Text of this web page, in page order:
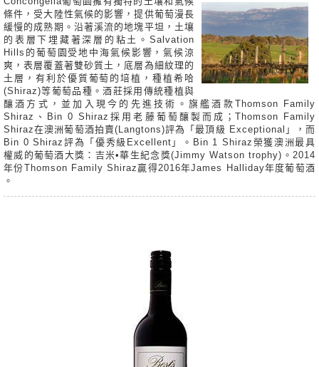
條件，受大陸性氣候的影響，提供葡萄漫長
緩慢的成熟期。沿著溪流的地塊平坦，土壤
的表層下埋藏著深層的粘土。Salvation
Hills的葡萄園受地中海氣候影響，氣候涼
爽，表層覆蓋著雙砂質土，底層為細紋理的
土層，有利於優質葡萄的培植，種植希哈
(Shiraz)等葡萄品種。酒莊採用傳統種植與
釀酒方式，並加入現今的先進技術。旗艦酒款Thomson Family
Shiraz、Bin 0 Shiraz採用老藤葡萄釀製而成；Thomson Family
Shiraz在澳洲葡萄酒拍賣(Langtons)評為「最頂級 Exceptional」，而
Bin 0 Shiraz評為「優秀級Excellent」。Bin 1 Shiraz榮獲澳洲最具
權威的葡萄酒大獎：吉米•華生紀念獎(Jimmy Watson trophy)。2014
年份Thomson Family Shiraz贏得2016年James Halliday年度葡萄酒
。